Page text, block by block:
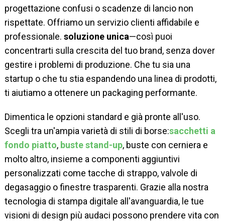
progettazione confusi o scadenze di lancio non
rispettate. Offriamo un servizio clienti affidabile e
professionale. soluzione unica—così puoi
concentrarti sulla crescita del tuo brand, senza dover
gestire i problemi di produzione. Che tu sia una
startup o che tu stia espandendo una linea di prodotti,
ti aiutiamo a ottenere un packaging performante.
Dimentica le opzioni standard e già pronte all'uso.
Scegli tra un'ampia varietà di stili di borse:sacchetti a
fondo piatto, buste stand-up, buste con cerniera e
molto altro, insieme a componenti aggiuntivi
personalizzati come tacche di strappo, valvole di
degasaggio o finestre trasparenti. Grazie alla nostra
tecnologia di stampa digitale all'avanguardia, le tue
visioni di design più audaci possono prendere vita con